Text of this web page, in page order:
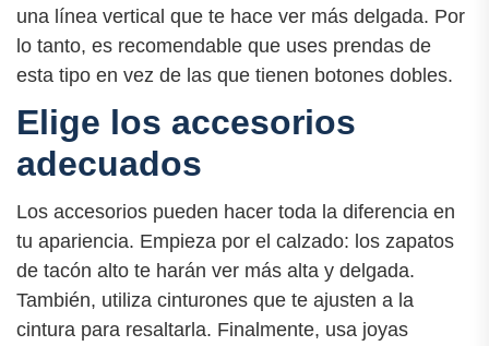
una línea vertical que te hace ver más delgada. Por
lo tanto, es recomendable que uses prendas de
esta tipo en vez de las que tienen botones dobles.
Elige los accesorios
adecuados
Los accesorios pueden hacer toda la diferencia en
tu apariencia. Empieza por el calzado: los zapatos
de tacón alto te harán ver más alta y delgada.
También, utiliza cinturones que te ajusten a la
cintura para resaltarla. Finalmente, usa joyas